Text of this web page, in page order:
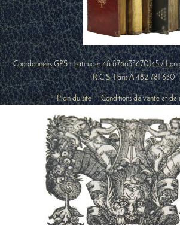
Coordonnées GPS : Latitude:48.876633670145/
R.C.S. Paris A 482 781 630
Plan du site-Conditions de vente et de